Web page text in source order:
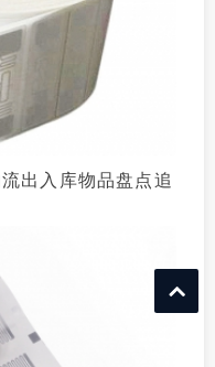
出入库物品盘点追